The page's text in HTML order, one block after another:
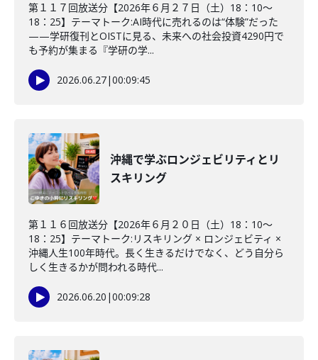
第１１７回放送分【2026年６月２７日（土）18：10～
18：25】テーマトーク:AI時代に売れるのは“体験”だった
——学研復刊とOISTに見る、未来への社会投資4290円で
も予約が集まる『学研の学...
2026.06.27|00:09:45
沖縄で学ぶロンジェビリティとリ
スキリング
第１１６回放送分【2026年６月２０日（土）18：10～
18：25】テーマトーク:リスキリング × ロンジェビティ ×
沖縄人生100年時代。長く生きるだけでなく、どう自分ら
しく生きるかが問われる時代...
2026.06.20 |00:09:28